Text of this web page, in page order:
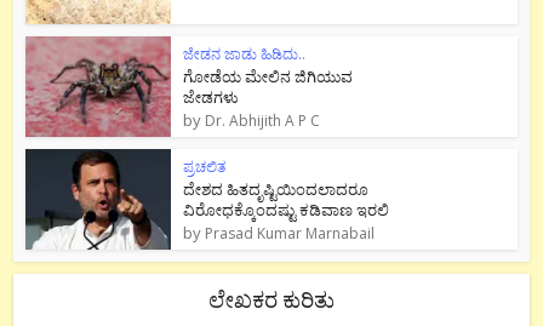
ಜೇಡನ ಜಾಡು ಹಿಡಿದು..
ಗೋಡೆಯ ಮೇಲಿನ ಜಿಗಿಯುವ
ಜೇಡಗಳು
by Dr. Abhijith A P C
ಪ್ರಚಲಿತ
ದೇಶದ ಹಿತದೃಷ್ಟಿಯಿಂದಲಾದರೂ
ವಿರೋಧಕ್ಕೊಂದಷ್ಟು ಕಡಿವಾಣ ಇರಲಿ
by Prasad Kumar Marnabail
ಲೇಖಕರ ಕುರಿತು